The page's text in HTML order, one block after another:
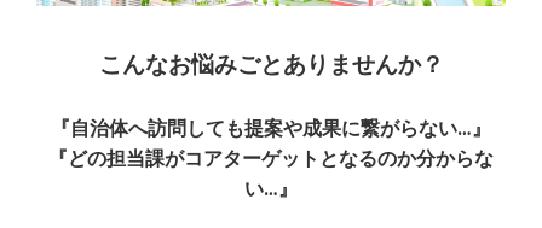
こんなお悩みごとありませんか？
『自治体へ訪問しても提案や成果に繋がらない…』
『どの担当課がコアターゲットとなるのか分からな
い…』